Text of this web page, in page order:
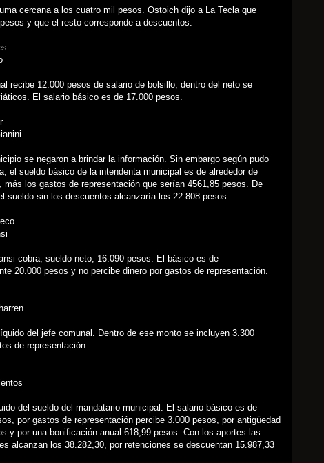
cercana a los cuatro mil pesos. Ostoich dijo a La Tecla que
y que el resto corresponde a descuentos.
recibe 12.000 pesos de salario de bolsillo; dentro del neto se
El salario básico es de 17.000 pesos.
se negaron a brindar la información. Sin embargo según pudo
el sueldo básico de la intendenta municipal es de alrededor de
más los gastos de representación que serían 4561,85 pesos. De
sueldo sin los descuentos alcanzaría los 22.808 pesos.
cobra, sueldo neto, 16.090 pesos. El básico es de
20.000 pesos y no percibe dinero por gastos de representación.
del jefe comunal. Dentro de ese monto se incluyen 3.300
de representación.
del sueldo del mandatario municipal. El salario básico es de
por gastos de representación percibe 3.000 pesos, por antigüedad
y por una bonificación anual 618,99 pesos. Con los aportes las
alcanzan los 38.282,30, por retenciones se descuentan 15.987,33